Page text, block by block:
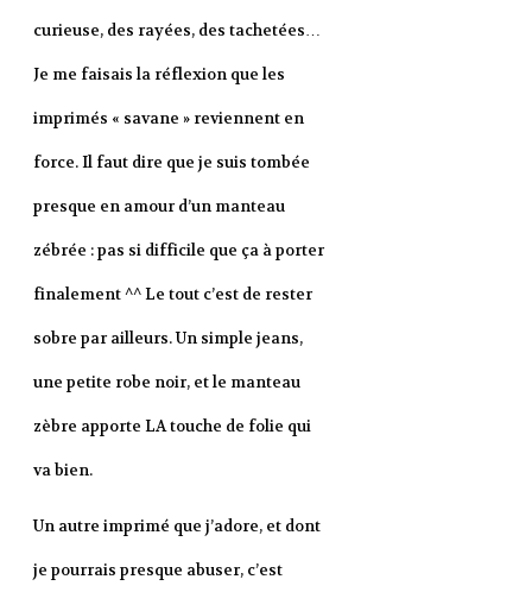
curieuse, des rayées, des tachetées…
Je me faisais la réflexion que les
imprimés « savane » reviennent en
force. Il faut dire que je suis tombée
presque en amour d’un manteau
zébrée : pas si difficile que ça à porter
finalement ^^ Le tout c’est de rester
sobre par ailleurs. Un simple jeans,
une petite robe noir, et le manteau
zèbre apporte LA touche de folie qui
va bien.
Un autre imprimé que j’adore, et dont
je pourrais presque abuser, c’est